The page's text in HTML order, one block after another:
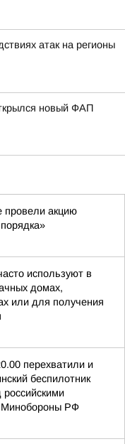
атак на регионы
новый ФАП
провели акцию
используют в
домах,
или для получения
перехватили и
беспилотник
российскими
Минобороны РФ